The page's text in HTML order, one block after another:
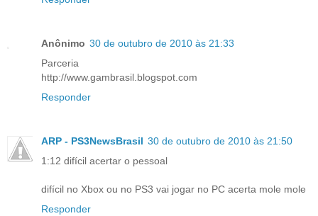
Anônimo 30 de outubro de 2010 às 21:33
Parceria
http://www.gambrasil.blogspot.com
Responder
ARP - PS3NewsBrasil 30 de outubro de 2010 às 21:50
1:12 difícil acertar o pessoal
difícil no Xbox ou no PS3 vai jogar no PC acerta mole mole
Responder